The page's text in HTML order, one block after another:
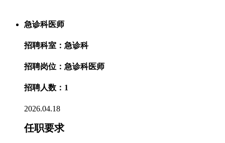
急诊科医师
招聘科室：急诊科
招聘岗位：急诊科医师
招聘人数：1
2026.04.18
任职要求